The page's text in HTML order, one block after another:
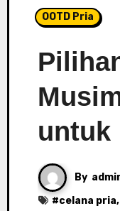
OOTD Pria
untuk
By
#celana pria